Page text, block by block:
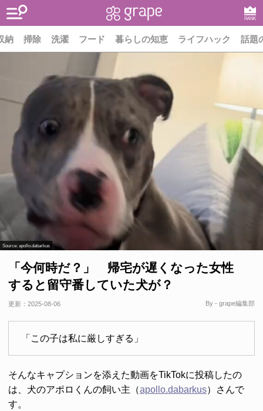
RANK
納 掃除 洗濯 フード 暮らしの知恵 ライフハック 話題
Source: apollo.dabarkus
「今何時だ？」 帰宅が遅くなった女性
すると留守番していた犬が？
更新： 2025-08-06 By - grape編集部
「この子は私に厳しすぎる」
そんなキャプションを添えた動画をTikTokに投稿したの
は、犬のアポロくんの飼い主（apollo.dabarkus）さんで
す。